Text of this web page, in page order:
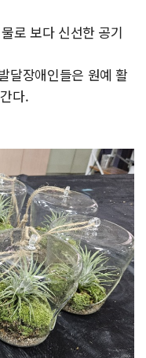
로 보다 신선한 공기
달장애인들은 원예 활
다.